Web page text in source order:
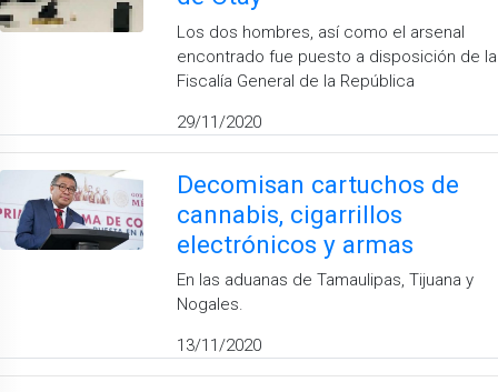
Los dos hombres, así como el arsenal
encontrado fue puesto a disposición de la
Fiscalía General de la República
29/11/2020
Decomisan cartuchos de
cannabis, cigarrillos
electrónicos y armas
En las aduanas de Tamaulipas, Tijuana y
Nogales.
13/11/2020